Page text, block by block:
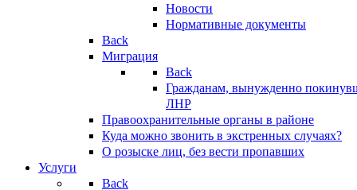
Новости
Нормативные документы
Back
Миграция
Back
Гражданам, вынужденно
ЛНР
Правоохранительные органы в районе
Куда можно звонить в экстренных случаях?
О розыске лиц, без вести пропавших
Услуги
Back